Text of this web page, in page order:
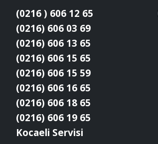
(0216 ) 606 12 65
(0216) 606 03 69
(0216) 606 13 65
(0216) 606 15 65
(0216) 606 15 59
(0216) 606 16 65
(0216) 606 18 65
(0216) 606 19 65
Kocaeli Servisi